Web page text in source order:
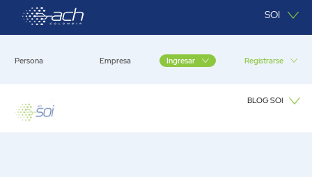
Saltar al contenido principal SOI
Persona Empresa Ingresar Registrarse
BLOG SOI